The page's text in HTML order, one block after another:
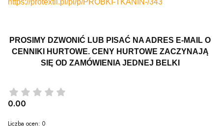
https://protextil.pl/pl/p/PROBKI-TKANIN-/343
PROSIMY DZWONIĆ LUB PISAĆ NA ADRES E-MAIL O
CENNIKI HURTOWE. CENY HURTOWE ZACZYNAJĄ
SIĘ OD ZAMÓWIENIA JEDNEJ BELKI
0.00
Liczba ocen: 0